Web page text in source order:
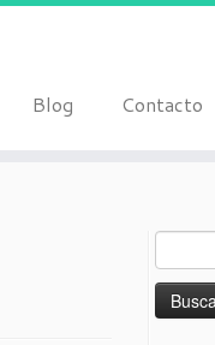
Blog Contacto